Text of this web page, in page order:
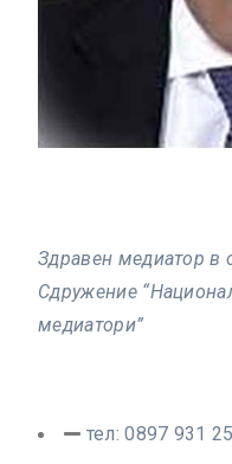
Здравен медиатор в
Сдружение
медиатори”
тел: 0897 931